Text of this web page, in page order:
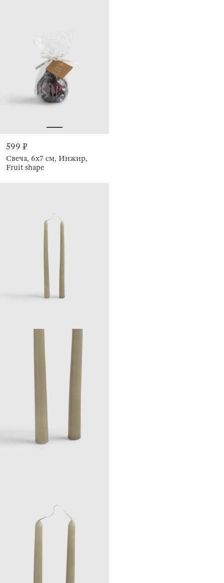
599 ₽
Свеча, 6х7 см, Инжир,
Fruit shape